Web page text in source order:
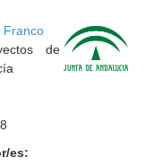
Franco
de
es: